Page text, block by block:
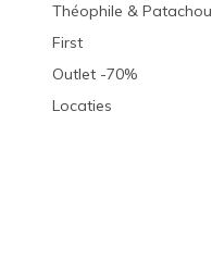
Théophile & Patachou
First
Outlet -70%
Locaties